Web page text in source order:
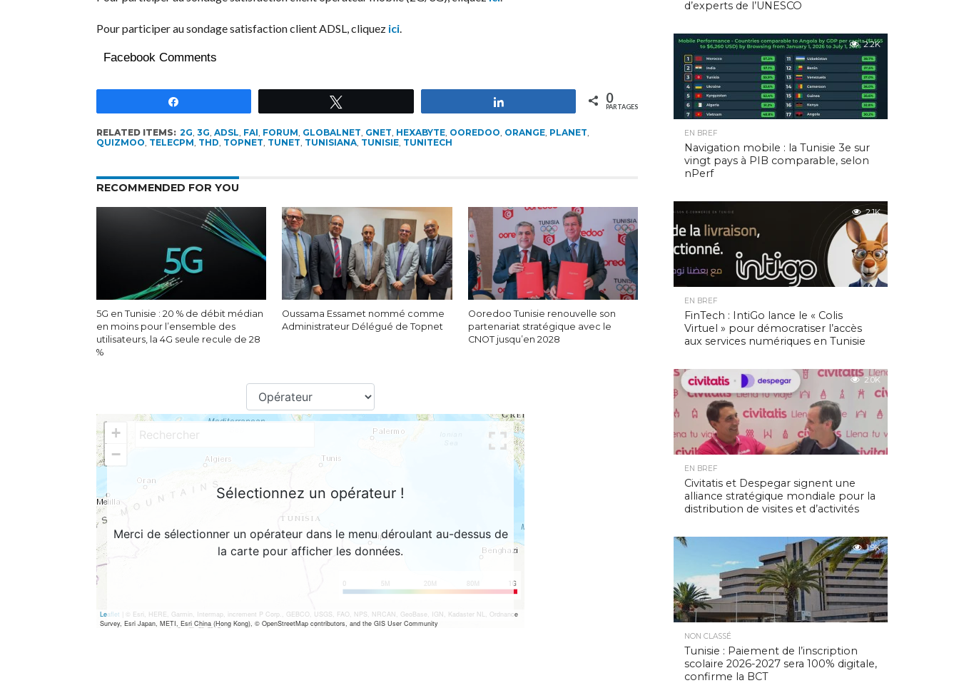
Pour participer au sondage satisfaction client ADSL, cliquez ici.
Facebook Comments
0
PARTAGES
RELATED ITEMS: 2G, 3G, ADSL, FAI, FORUM, GLOBALNET, GNET, HEXABYTE, OOREDOO, ORANGE, PLANET,
QUIZMOO, TELECPM, THD, TOPNET, TUNET, TUNISIANA, TUNISIE, TUNITECH
RECOMMENDED FOR YOU
5G en Tunisie : 20 % de débit médian
en moins pour l’ensemble des
utilisateurs, la 4G seule recule de 28
%
Oussama Essamet nommé comme
Administrateur Délégué de Topnet
Ooredoo Tunisie renouvelle son
partenariat stratégique avec le
CNOT jusqu’en 2028
d’experts de l’UNESCO
2.2K
EN BREF
Navigation mobile : la Tunisie 3e sur
vingt pays à PIB comparable, selon
nPerf
2.1K
EN BREF
FinTech : IntiGo lance le « Colis
Virtuel » pour démocratiser l’accès
aux services numériques en Tunisie
2.0K
EN BREF
Civitatis et Despegar signent une
alliance stratégique mondiale pour la
distribution de visites et d’activités
1.9K
NON CLASSÉ
Tunisie : Paiement de l’inscription
scolaire 2026-2027 sera 100% digitale,
confirme la BCT